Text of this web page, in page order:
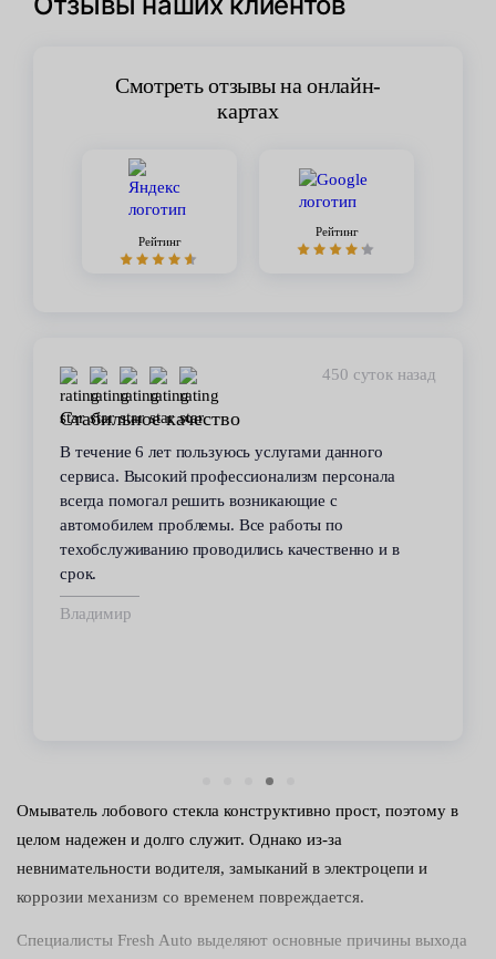
Смотреть отзывы на онлайн-
картах
Рейтинг
Рейтинг
450 суток назад
Стабильное качество
В течение 6 лет пользуюсь услугами данного
сервиса. Высокий профессионализм персонала
всегда помогал решить возникающие с
автомобилем проблемы. Все работы по
техобслуживанию проводились качественно и в
срок.
Владимир
Омыватель лобового стекла конструктивно прост, поэтому в
целом надежен и долго служит. Однако из-за
невнимательности водителя, замыканий в электроцепи и
коррозии механизм со временем повреждается.
Специалисты Fresh Auto выделяют основные причины выхода